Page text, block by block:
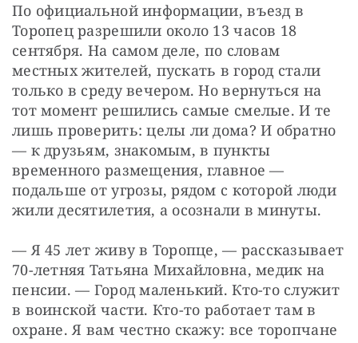
По официальной информации, въезд в
Торопец разрешили около 13 часов 18
сентября. На самом деле, по словам
местных жителей, пускать в город стали
только в среду вечером. Но вернуться на
тот момент решились самые смелые. И те
лишь проверить: целы ли дома? И обратно
— к друзьям, знакомым, в пункты
временного размещения, главное —
подальше от угрозы, рядом с которой люди
жили десятилетия, а осознали в минуты.
— Я 45 лет живу в Торопце, — рассказывает
70-летняя Татьяна Михайловна, медик на
пенсии. — Город маленький. Кто-то служит
в воинской части. Кто-то работает там в
охране. Я вам честно скажу: все торопчане